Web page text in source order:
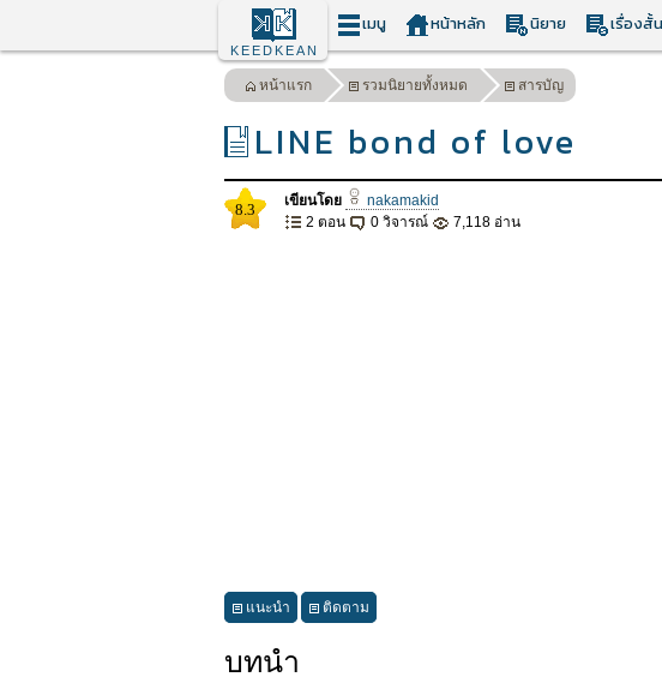
KEEDKEAN
เมนู หน้าหลัก นิยาย เรื่องสั้น
หน้าแรก รวมนิยายทั้งหมด สารบัญ
LINE bond of love
8.3 เขียนโดย nakamakid
2 ตอน
0 วิจารณ์ 7,118 อ่าน
แนะนำ ติดตาม
บทนำ